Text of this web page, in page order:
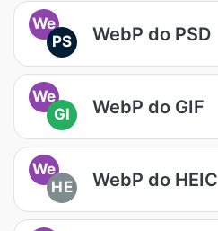
We
PS
WebP do PSD
We
GI
WebP do GIF
We
HE
WebP do HEIC